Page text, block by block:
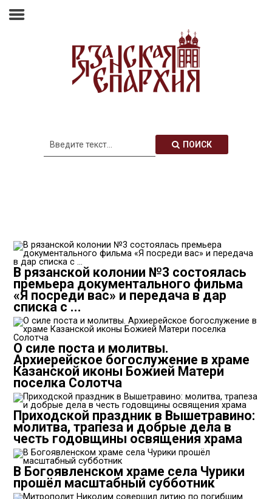
Митрополия ПОИСК
В рязанской колонии №3 состоялась
премьера документального фильма
«Я посреди вас» и передача в дар
списка с ...
О силе поста и молитвы.
Архиерейское богослужение в храме
Казанской иконы Божией Матери
поселка Солотча
Приходской праздник в Вышетравино:
молитва, трапеза и добрые дела в
честь годовщины освящения храма
В Богоявленском храме села Чурики
прошёл масштабный субботник